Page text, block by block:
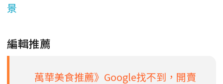
景
編輯推薦
萬華美食推薦》Google找不到，開賣